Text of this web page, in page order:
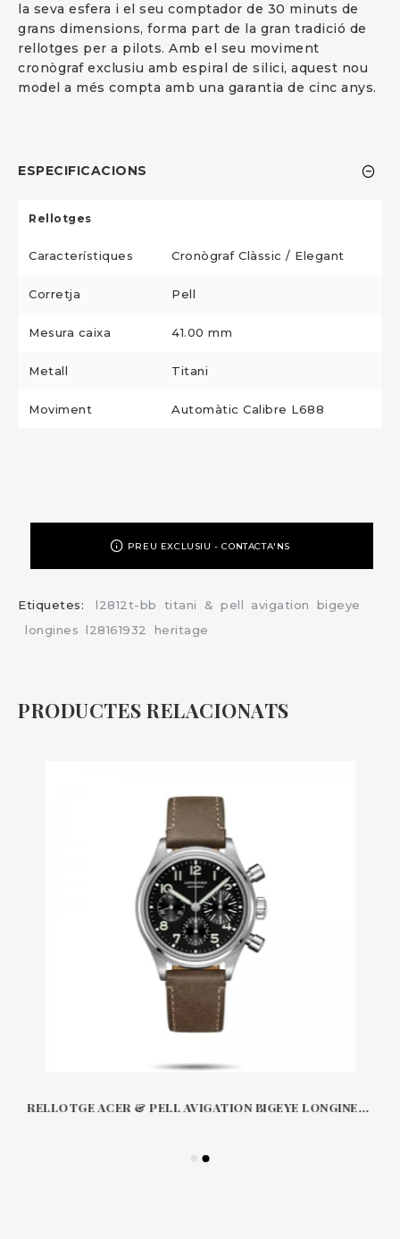
la seva esfera i el seu comptador de 30 minuts de
grans dimensions, forma part de la gran tradició de
rellotges per a pilots. Amb el seu moviment
cronògraf exclusiu amb espiral de silici, aquest nou
model a més compta amb una garantia de cinc anys.
ESPECIFICACIONS
Rellotges
Característiques Cronògraf Clàssic / Elegant
Corretja Pell
Mesura caixa 41.00 mm
Metall Titani
Moviment Automàtic Calibre L688
PREU EXCLUSIU - CONTACTA'NS
Etiquetes: l2812t-bb titani & pell avigation
bigeye
longines l28161932 heritage
PRODUCTES RELACIONATS
RELLOTGE ACER & PELL AVIGATION BIGEYE LONGINES L2816SL